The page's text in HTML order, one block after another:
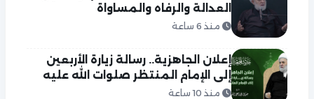
العدالة والرفاه والمساواة
منذ 6 ساعة
إعلان الجاهزية.. رسالة زيارة الأربعين
إلى الإمام المنتظر صلوات الله عليه
منذ 10 ساعة